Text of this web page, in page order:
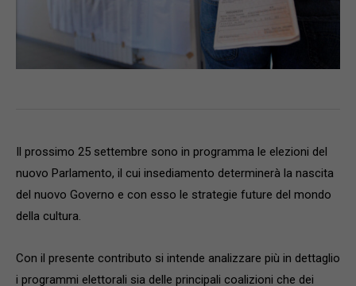
Il prossimo 25 settembre sono in programma le elezioni del
nuovo Parlamento, il cui insediamento determinerà la nascita
del nuovo Governo e con esso le strategie future del mondo
della cultura.
Con il presente contributo si intende analizzare più in dettaglio
i programmi elettorali sia delle principali coalizioni che dei